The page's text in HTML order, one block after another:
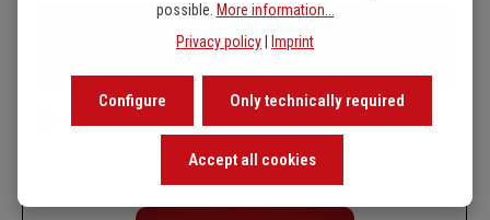
possible. More information...
Privacy policy
Imprint
Only technically required
Configure
Accept all cookies